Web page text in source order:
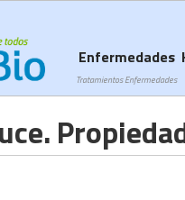
Enfermedades
Tratamientos Enfermedades